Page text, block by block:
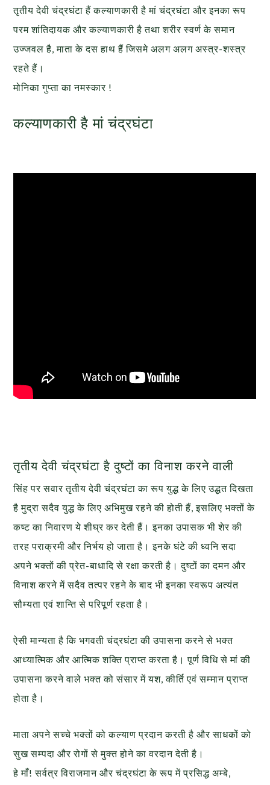
तृतीय देवी चंद्रघंटा हैं कल्याणकारी है मां चंद्रघंटा और इनका रूप
परम शांतिदायक और कल्याणकारी है तथा शरीर स्वर्ण के समान
उज्जवल है, माता के दस हाथ हैं जिसमे अलग अलग अस्त्र-शस्त्र
रहते हैं।
मोनिका गुप्ता का नमस्कार !
कल्याणकारी है मां चंद्रघंटा
तृतीय देवी चंद्रघंटा है दुष्टों का विनाश करने वाली
सिंह पर सवार तृतीय देवी चंद्रघंटा का रूप युद्ध के लिए उद्धत दिखता
है मुद्रा सदैव युद्ध के लिए अभिमुख रहने की होती हैं, इसलिए भक्तों के
कष्ट का निवारण ये शीघ्र कर देती हैं। इनका उपासक भी शेर की
तरह पराक्रमी और निर्भय हो जाता है। इनके घंटे की ध्वनि सदा
अपने भक्तों की प्रेत-बाधादि से रक्षा करती है। दुष्टों का दमन और
विनाश करने में सदैव तत्पर रहने के बाद भी इनका स्वरूप अत्यंत
सौम्यता एवं शान्ति से परिपूर्ण रहता है।
ऐसी मान्यता है कि भगवती चंद्रघंटा की उपासना करने से भक्त
आध्यात्मिक और आत्मिक शक्ति प्राप्त करता है। पूर्ण विधि से मां की
उपासना करने वाले भक्त को संसार में यश, कीर्ति एवं सम्मान प्राप्त
होता है।
माता अपने सच्चे भक्तों को कल्याण प्रदान करती है और साधकों को
सुख सम्पदा और रोगों से मुक्त होने का वरदान देती है।
हे माँ! सर्वत्र विराजमान और चंद्रघंटा के रूप में प्रसिद्ध अम्बे,